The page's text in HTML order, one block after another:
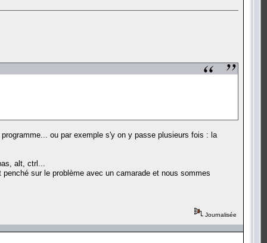
ou par exemple s'y on y passe plusieurs fois : la
alt, ctrl...
sur le problème avec un camarade et nous sommes
Journalisée